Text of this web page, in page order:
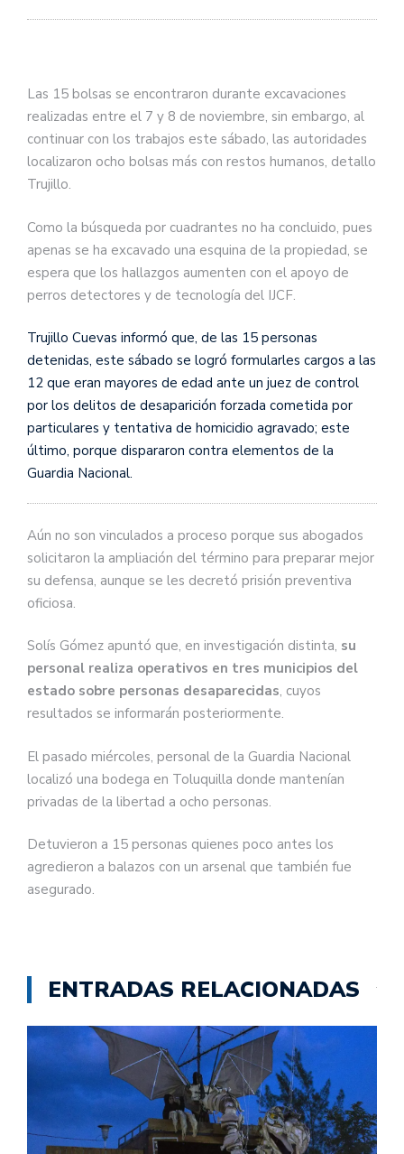
Las 15 bolsas se encontraron durante excavaciones
realizadas entre el 7 y 8 de noviembre, sin embargo, al
continuar con los trabajos este sábado, las autoridades
localizaron ocho bolsas más con restos humanos, detallo
Trujillo.
Como la búsqueda por cuadrantes no ha concluido, pues
apenas se ha excavado una esquina de la propiedad, se
espera que los hallazgos aumenten con el apoyo de
perros detectores y de tecnología del IJCF.
Trujillo Cuevas informó que, de las 15 personas
detenidas, este sábado se logró formularles cargos a las
12 que eran mayores de edad ante un juez de control
por los delitos de desaparición forzada cometida por
particulares y tentativa de homicidio agravado; este
último, porque dispararon contra elementos de la
Guardia Nacional.
Aún no son vinculados a proceso porque sus abogados
solicitaron la ampliación del término para preparar mejor
su defensa, aunque se les decretó prisión preventiva
oficiosa.
Solís Gómez apuntó que, en investigación distinta, su
personal realiza operativos en tres municipios del
estado sobre personas desaparecidas, cuyos
resultados se informarán posteriormente.
El pasado miércoles, personal de la Guardia Nacional
localizó una bodega en Toluquilla donde mantenían
privadas de la libertad a ocho personas.
Detuvieron a 15 personas quienes poco antes los
agredieron a balazos con un arsenal que también fue
asegurado.
ENTRADAS RELACIONADAS